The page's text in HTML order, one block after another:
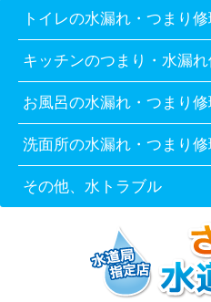
トイレの水漏れ・つまり修
キッチンのつまり・水漏
お風呂の水漏れ・つまり修
洗面所の水漏れ・つまり修
その他、水トラブル